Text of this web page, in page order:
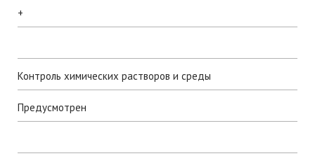
+
Контроль химических растворов и среды
Предусмотрен